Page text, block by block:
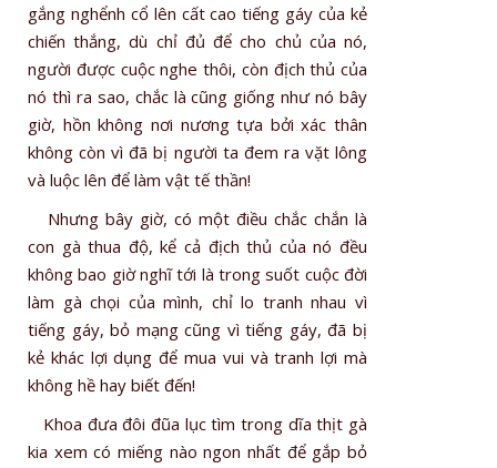
gắng nghểnh cổ lên cất cao tiếng gáy của kẻ
chiến thắng, dù chỉ đủ để cho chủ của nó,
người được cuộc nghe thôi, còn địch thủ của
nó thì ra sao, chắc là cũng giống như nó bây
giờ, hồn không nơi nương tựa bởi xác thân
không còn vì đã bị người ta đem ra vặt lông
và luộc lên để làm vật tế thần!
Nhưng bây giờ, có một điều chắc chắn là
con gà thua độ, kể cả địch thủ của nó đều
không bao giờ nghĩ tới là trong suốt cuộc đời
làm gà chọi của mình, chỉ lo tranh nhau vì
tiếng gáy, bỏ mạng cũng vì tiếng gáy, đã bị
kẻ khác lợi dụng để mua vui và tranh lợi mà
không hề hay biết đến!
Khoa đưa đôi đũa lục tìm trong dĩa thịt gà
kia xem có miếng nào ngon nhất để gắp bỏ